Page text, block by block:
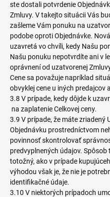
ste dostali potvrdenie
Zmluvy. V takejto situácii Vás
zašleme Vám ponuku na
podobe oproti Objednávke.
uzavretá vo chvíli, kedy Našu
Našu ponuku nepotvrdíte ani v
oprávnení od uzatvorenej
Cene sa považuje napríklad
obvyklej cene u iných predajcov
3.8 V prípade, kedy dôjde k
na zaplatenie Celkovej ceny.
3.9 V prípade, že máte zriadený
Objednávku prostredníctvom
povinnosť skontrolovať
predvyplnených údajov.
totožný, ako v prípade
výhodou však je, že nie je
identifikačné údaje.
3.10 V niektorých prípadoch